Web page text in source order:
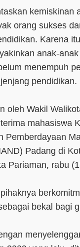
kemiskinan
orang sukses
Karena
anak-
menempuh
pendidikan.
oleh Wakil
mahasiswa
Pemberdayaan
Padang di
Pariaman, rabu
bekal bagi